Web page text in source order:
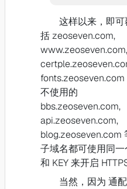
这样以来，即
括 zeoseven.com,
www.zeoseven.com,
fonts.zeoseven.com
不使用的
bbs.zeoseven.com,
api.zeoseven.com,
blog.zeoseven.com
子域名都可使用同一
和 KEY 来开启
当然，因为 通